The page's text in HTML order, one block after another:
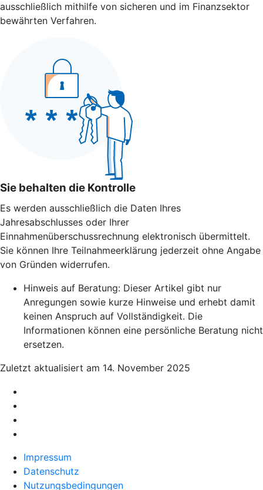
ausschließlich mithilfe von sicheren und im Finanzsektor
bewährten Verfahren.
Sie behalten die Kontrolle
Es werden ausschließlich die Daten Ihres
Jahresabschlusses oder Ihrer
Einnahmenüberschussrechnung elektronisch übermittelt.
Sie können Ihre Teilnahmeerklärung jederzeit ohne Angabe
von Gründen widerrufen.
Hinweis auf Beratung: Dieser Artikel gibt nur
Anregungen sowie kurze Hinweise und erhebt damit
keinen Anspruch auf Vollständigkeit. Die
Informationen können eine persönliche Beratung nicht
ersetzen.
Zuletzt aktualisiert am 14. November 2025
Impressum
Datenschutz
Nutzungsbedingungen